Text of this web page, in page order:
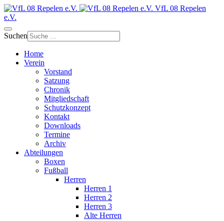
VfL 08 Repelen
e.V.
Suchen
Home
Verein
Vorstand
Satzung
Chronik
Mitgliedschaft
Schutzkonzept
Kontakt
Downloads
Termine
Archiv
Abteilungen
Boxen
Fußball
Herren
Herren 1
Herren 2
Herren 3
Alte Herren